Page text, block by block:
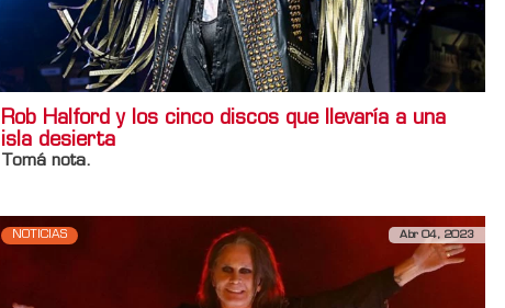
Rob Halford y los cinco discos que llevaría a una
isla desierta
Tomá nota.
NOTICIAS Abr 04, 2023